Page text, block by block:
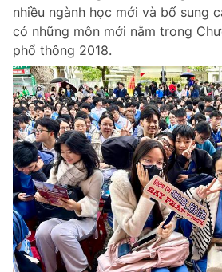
nhiều ngành học mới và bổ sung
có những môn mới nằm trong
phổ thông 2018.